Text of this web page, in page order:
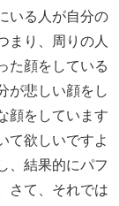
いる人が自分の
まり、周りの人
た顔をしている
が悲しい顔をし
顔をしています
て欲しいですよ
、結果的にパフ
さて、それでは